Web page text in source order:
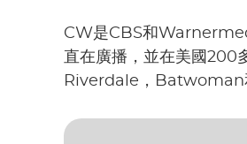
CW是CBS和
直在廣播，並在美國200
Riverdale，Batwoman